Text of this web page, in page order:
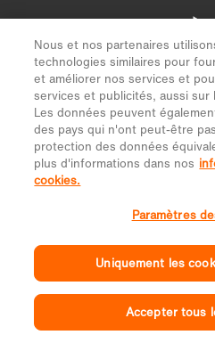
Nous et nos partenaires
technologies similaires pour
et améliorer nos services et
services et publicités, aussi
Les données peuvent
des pays qui n'ont peut-être
protection des données
plus d'informations dans nos
cookies.
Paramètres
Uniquement les
Accepter tous